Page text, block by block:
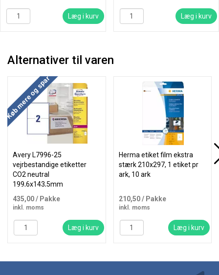
Læg i kurv Læg i kurv
Alternativer til varen
Køb mere og spar
Avery L7996-25
vejrbestandige etiketter
CO2 neutral
199,6x143,5mm
435,00/ Pakke
inkl. moms
Læg i kurv
Herma etiket film ekstra
stærk 210x297, 1 etiket pr
ark, 10 ark
210,50/ Pakke
inkl. moms
Læg i kurv